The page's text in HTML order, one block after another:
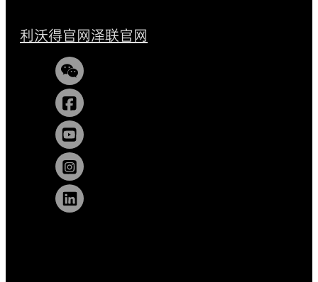
利沃得官网泽联官网